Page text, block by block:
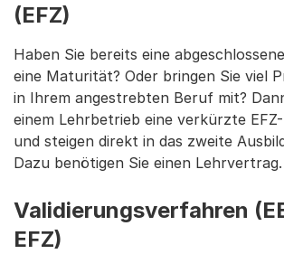
(EFZ)
Haben Sie bereits eine
eine Maturität? Oder bringen Sie viel
in Ihrem angestrebten Beruf mit?
einem Lehrbetrieb eine verkürzte
und steigen direkt in das zweite
Dazu benötigen Sie einen Lehrvertrag.
Validierungsverfahren
EFZ)